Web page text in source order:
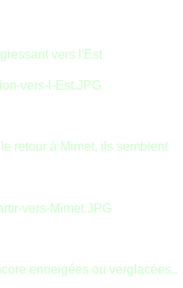
vers l'Est
retour à Mimet, ils semblent
enneigées ou verglacées..